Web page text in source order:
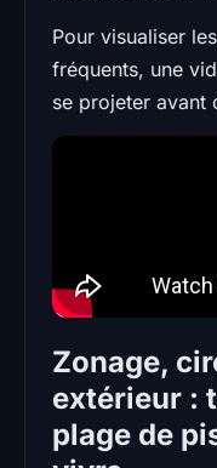
Pour visualiser
fréquents, une
se projeter avant
Zonage,
extérieur :
plage de